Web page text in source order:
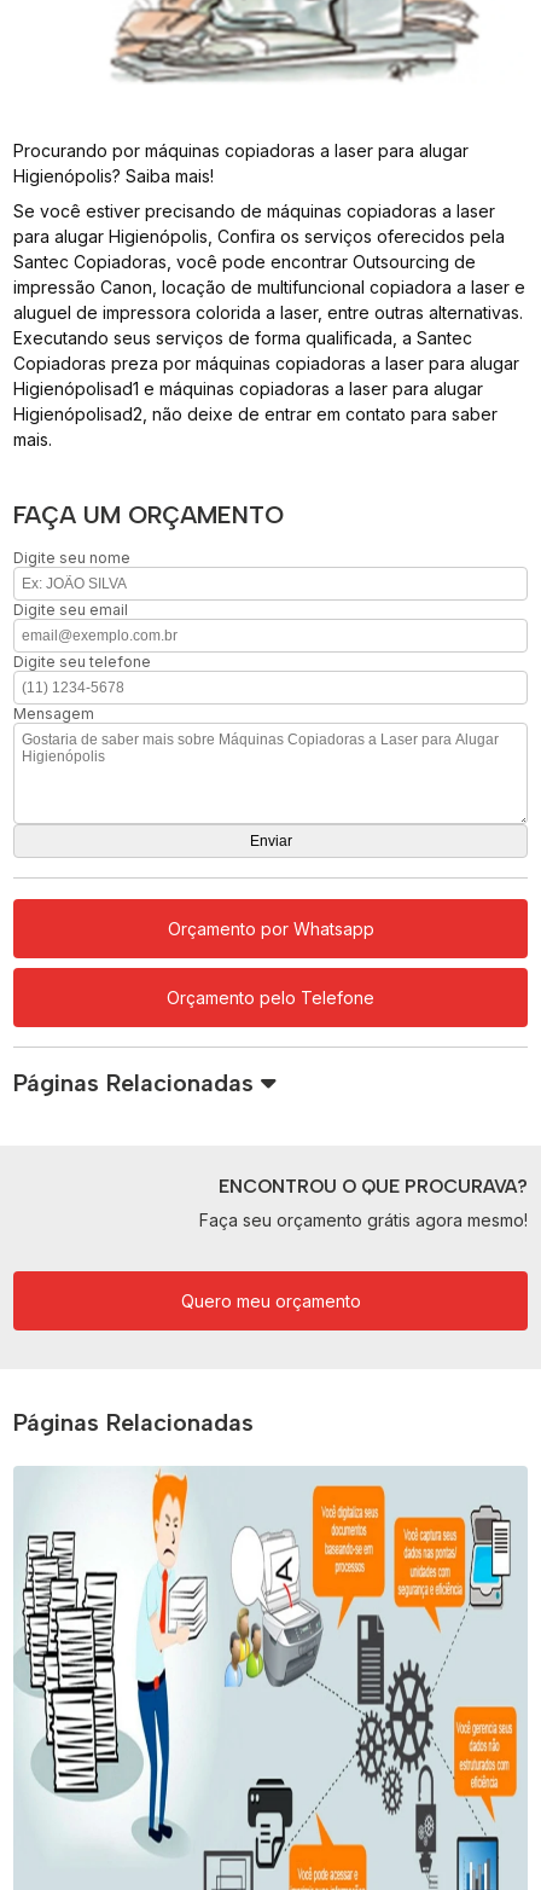
Procurando por máquinas copiadoras a laser para alugar
Higienópolis? Saiba mais!
Se você estiver precisando de máquinas copiadoras a laser
para alugar Higienópolis, Confira os serviços oferecidos pela
Santec Copiadoras, você pode encontrar Outsourcing de
impressão Canon, locação de multifuncional copiadora a laser e
aluguel de impressora colorida a laser, entre outras alternativas.
Executando seus serviços de forma qualificada, a Santec
Copiadoras preza por máquinas copiadoras a laser para alugar
Higienópolisad1 e máquinas copiadoras a laser para alugar
Higienópolisad2, não deixe de entrar em contato para saber
mais.
FAÇA UM ORÇAMENTO
Digite seu nome
Digite seu email
Digite seu telefone
Mensagem
Orçamento por Whatsapp
Orçamento pelo Telefone
Páginas Relacionadas
ENCONTROU O QUE PROCURAVA?
Faça seu orçamento grátis agora mesmo!
Quero meu orçamento
Páginas Relacionadas